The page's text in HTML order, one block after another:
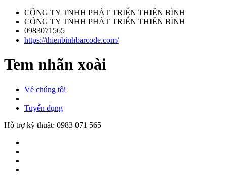
CÔNG TY TNHH PHÁT TRIỂN THIÊN BÌNH
CÔNG TY TNHH PHÁT TRIỂN THIÊN BÌNH
0983071565
https://thienbinhbarcode.com/
Tem nhãn xoài
Về chúng tôi
Tuyển dụng
Hỗ trợ kỹ thuật: 0983 071 565